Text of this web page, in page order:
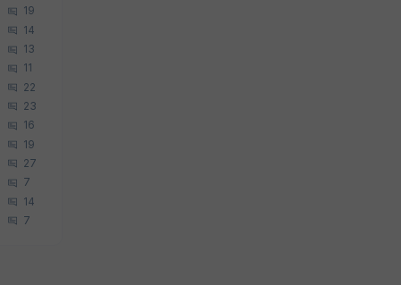
19
14
13
11
22
23
16
19
27
7
14
7